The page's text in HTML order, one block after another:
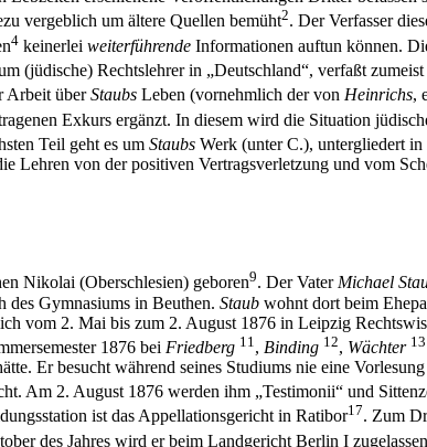
vergeblich um ältere Quellen bemüht2. Der Verfasser
4 keinerlei weiterführende Informationen auftun können.
(jüdische) Rechtslehrer in „Deutschland“, verfaßt
Arbeit überStaubs Leben (vornehmlich der von Heinrichs,
Exkurs ergänzt. In diesem wird die Situation
Teil geht es um Staubs Werk (unter C.), untergliedert
Lehren von der positiven Vertragsverletzung und vom
Nikolai (Oberschlesien) geboren9. Der VaterMichael
des Gymnasiums in Beuthen. Staub wohnt dort beim
vom 2. Mai bis zum 2. August 1876 in Leipzig
1876 bei Friedberg 11 , Binding 12, Wächter 13
Er besucht während seines Studiums nie eine
Am 2. August 1876 werden ihm „Testimonii“ und
ist das Appellationsgericht in Ratibor17. Zum
des Jahres wird er beim Landgericht Berlin I